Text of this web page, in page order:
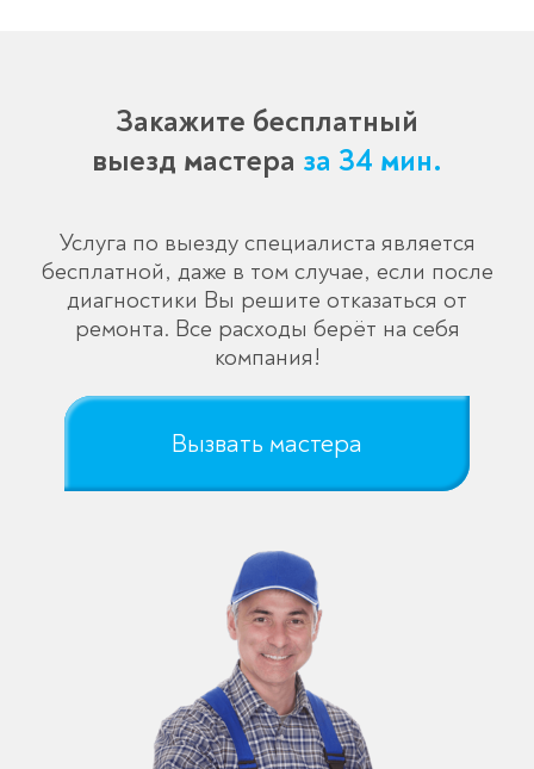
Закажите бесплатный
выезд мастера за 34 мин.
Услуга по выезду специалиста является
бесплатной, даже в том случае, если после
диагностики Вы решите отказаться от
ремонта. Все расходы берёт на себя
компания!
Вызвать мастера
Оставьте заявку
перезвоним в течение 3-х минут